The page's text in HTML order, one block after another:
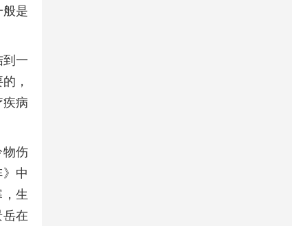
是
一
，
病
伤
中
生
在